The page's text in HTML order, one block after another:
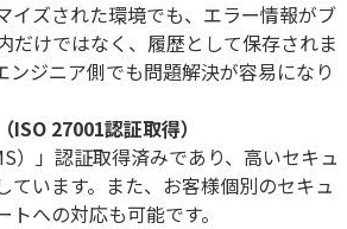
イズされた環境でも、エラー情報がブ
だけではなく、履歴として保存されま
ンジニア側でも問題解決が容易になり
ISO 27001認証取得）
）」認証取得済みであり、高いセキュ
ています。また、お客様個別のセキュ
トへの対応も可能です。